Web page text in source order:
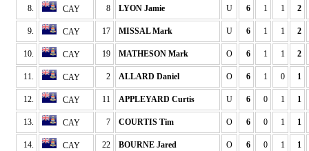
8. CAY 8 LYON Jamie U 6 1 1 2
9. CAY 17 MISSAL Mark U 6 1 1 2
10. CAY 19 MATHESON Mark O 6 1 1 2
11. CAY 2 ALLARD Daniel O 6 1 0 1
12. CAY 11 APPLEYARD Curtis U 6 0 1 1
13. CAY 7 COURTIS Tim O 6 0 1 1
14. CAY 22 BOURNE Jared O 6 0 1 1